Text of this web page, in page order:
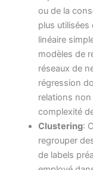
ou de la
plus
linéaire
modèles de
réseaux de
régression
relations
complexité
Clustering:
regrouper
de labels